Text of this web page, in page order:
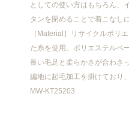
としての使い方はもちろん、
タンを閉めることで着こなし
［Material］リサイクルポリ
た糸を使用。ポリエステルベ
長い毛足と柔らかさが合わさ
編地に起毛加工を掛けており
MW-KT25203